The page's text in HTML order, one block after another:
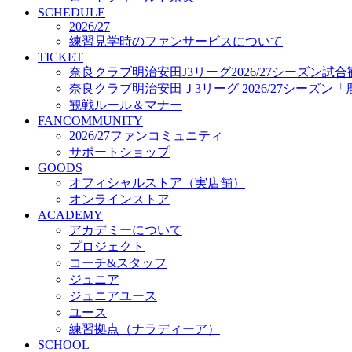
プロジェクト
コーチ&スタッフ
ジュニア
ジュニアユース
ユース
練習拠点（ナラディーア）
SCHOOL
CLUB
2026/27 パートナー企業
パートナー募集
クラブ理念
クラブ情報
サステナビリティ
Web制作支援
応援プロジェクト
SCHEDULE
2026/27
練習見学時のファンサービスについて
TICKET
奈良クラブ明治安田J3リーグ2026/27シーズン試合
奈良クラブ明治安田Ｊ3リーグ 2026/27シーズン「
観戦ルール＆マナー
FANCOMMUNITY
2026/27ファンコミュニティ
サポートショップ
GOODS
オフィシャルストア（実店舗）
オンラインストア
ACADEMY
アカデミーについて
プロジェクト
コーチ&スタッフ
ジュニア
ジュニアユース
ユース
練習拠点（ナラディーア）
SCHOOL